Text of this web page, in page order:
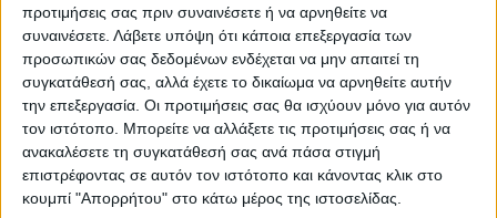
προτιμήσεις σας πριν συναινέσετε ή να αρνηθείτε να
συναινέσετε. Λάβετε υπόψη ότι κάποια επεξεργασία των
προσωπικών σας δεδομένων ενδέχεται να μην απαιτεί τη
συγκατάθεσή σας, αλλά έχετε το δικαίωμα να αρνηθείτε αυτήν
την επεξεργασία. Οι προτιμήσεις σας θα ισχύουν μόνο για αυτόν
τον ιστότοπο. Μπορείτε να αλλάξετε τις προτιμήσεις σας ή να
ανακαλέσετε τη συγκατάθεσή σας ανά πάσα στιγμή
επιστρέφοντας σε αυτόν τον ιστότοπο και κάνοντας κλικ στο
κουμπί "Απορρήτου" στο κάτω μέρος της ιστοσελίδας.
Δημήτρης, Τσικριτσής Στέλιος,
Καλογιαντσίδης Γιάννης, Κουκούτσης
Γιάννης, Κωστόπουλος Αριστείδης,
Μαρούδας Ρίζος, Πάντζιος Χρήστος,
Πρασσάς Θανάσης, Σβερονόπουλος
Γαρύφαλλος, Σδράλης Γιάννης και
Σπυρόπουλος Παύλος.